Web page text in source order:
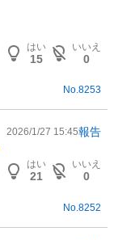
はい
15
いいえ
0
No.8253
2026/1/27 15:45報告
はい
21
いいえ
0
No. 8252